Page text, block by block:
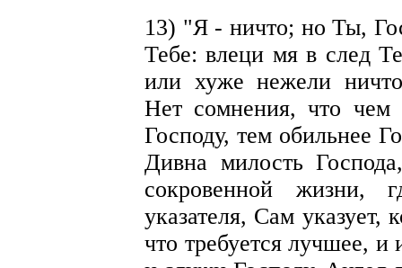
13) "Я - ничто; но Ты,
Тебе: влеци мя в след
или хуже нежели
Нет сомнения, что чем
Господу, тем обильнее
Дивна милость
сокровенной жизни,
указателя, Сам указует,
что требуется лучшее, и